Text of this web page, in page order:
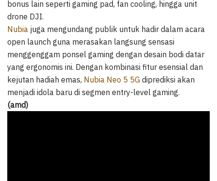
bonus lain seperti gaming pad, fan cooling, hingga unit
drone DJI.
Nubia juga mengundang publik untuk hadir dalam acara
open launch guna merasakan langsung sensasi
menggenggam ponsel gaming dengan desain bodi datar
yang ergonomis ini. Dengan kombinasi fitur esensial dan
kejutan hadiah emas, Nubia Neo 5 5G diprediksi akan
menjadi idola baru di segmen entry-level gaming.
(amd)